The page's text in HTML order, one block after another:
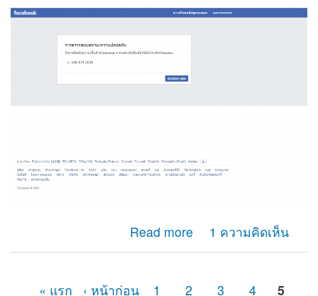
Read more
about ผมไม่สามารถรับรหัสotp เพื่อยืนยันตัวตนของเฟสบุ๊ค
ได้ เนื่องจากเลขหมายนั้นได้ยกเลิกการใช้างานไปหลาย
1 ความคิดเห็น
« แรก ‹ หน้าก่อน 1 2 3 4 5